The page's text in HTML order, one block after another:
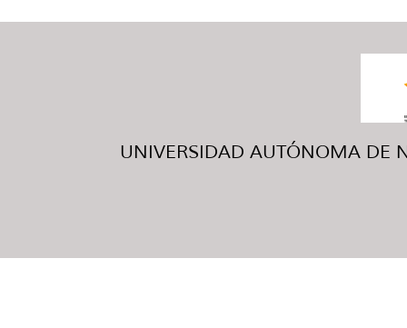
UNIVERSIDAD AUTÓNOMA DE